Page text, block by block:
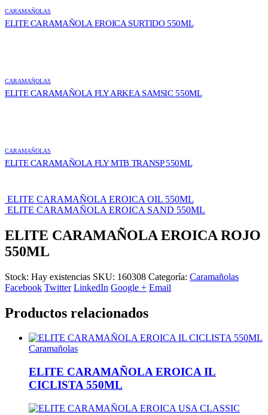
CARAMAÑOLAS
ELITE CARAMAÑOLA EROICA SURTIDO 550ML
CARAMAÑOLAS
ELITE CARAMAÑOLA FLY ARKEA SAMSIC 550ML
CARAMAÑOLAS
ELITE CARAMAÑOLA FLY MTB TRANSP 550ML
ELITE CARAMAÑOLA EROICA OIL 550ML
ELITE CARAMAÑOLA EROICA SAND 550ML
ELITE CARAMAÑOLA EROICA ROJO
550ML
Stock: Hay existencias SKU: 160308 Categoría: Caramañolas
Facebook Twitter LinkedIn Google + Email
Productos relacionados
Caramañolas
ELITE CARAMAÑOLA EROICA IL
CICLISTA 550ML